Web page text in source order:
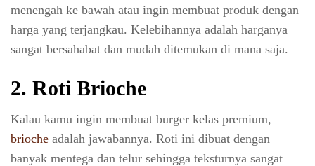
menengah ke bawah atau ingin membuat produk dengan
harga yang terjangkau. Kelebihannya adalah harganya
sangat bersahabat dan mudah ditemukan di mana saja.
2. Roti Brioche
Kalau kamu ingin membuat burger kelas premium,
brioche adalah jawabannya. Roti ini dibuat dengan
banyak mentega dan telur sehingga teksturnya sangat